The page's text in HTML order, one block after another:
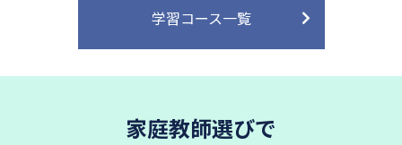
学習コース一覧
家庭教師選びで